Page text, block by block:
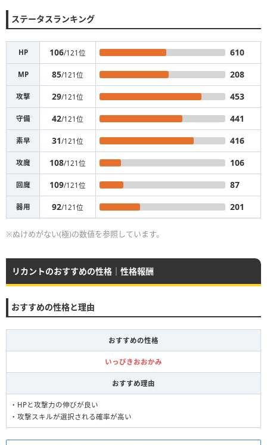
ステータスランキング
HP 106/121位 610
MP 85/121位 208
攻撃 29/121位 453
守備 42/121位 441
素早 31/121位 416
攻魔 108/121位 106
回魔 109/121位 87
器用 92/121位 201
※ぬけめがない(極)の数値を参照しています。
リカントのおすすめの性格｜性格報酬
おすすめの性格と理由
おすすめの性格
いっぴきおおかみ
おすすめ理由
・HPと攻撃力の伸びが良い
・攻撃スキルが選択される確率が高い